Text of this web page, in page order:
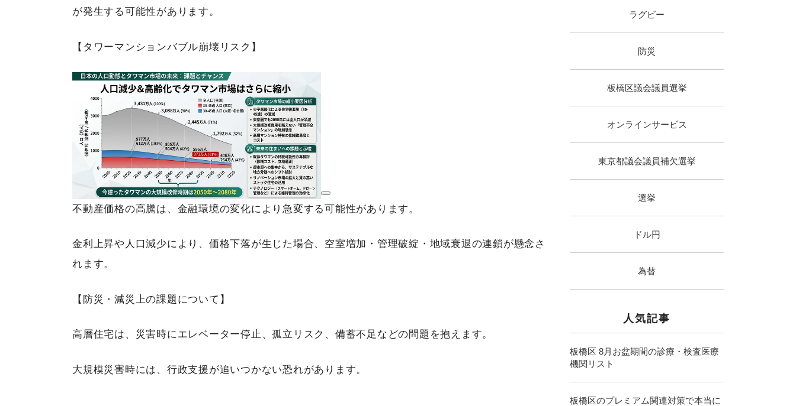
が発生する可能性があります。
【タワーマンションバブル崩壊リスク】
不動産価格の高騰は、金融環境の変化により急変する可能性があります。
金利上昇や人口減少により、価格下落が生じた場合、空室増加・管理破綻・地域衰退の連鎖が懸念さ
れます。
【防災・減災上の課題について】
高層住宅は、災害時にエレベーター停止、孤立リスク、備蓄不足などの問題を抱えます。
大規模災害時には、行政支援が追いつかない恐れがあります。
ラグビー
防災
板橋区議会議員選挙
オンラインサービス
東京都議会議員補欠選挙
選挙
ドル円
為替
人気記事
板橋区 8月お盆期間の診療・検査医療
機関リスト
板橋区のプレミアム関連対策で本当に